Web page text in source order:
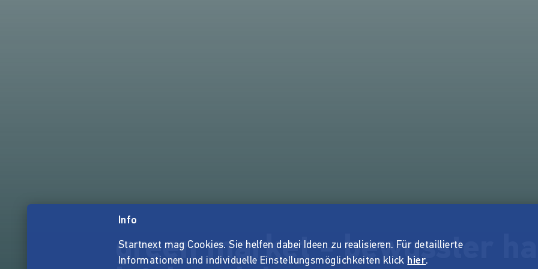
green market - bewusster
Info
Startnext mag Cookies. Sie helfen dabei Ideen zu realisieren. Für detaillierte
Informationen und individuelle Einstellungsmöglichkeiten klick hier.